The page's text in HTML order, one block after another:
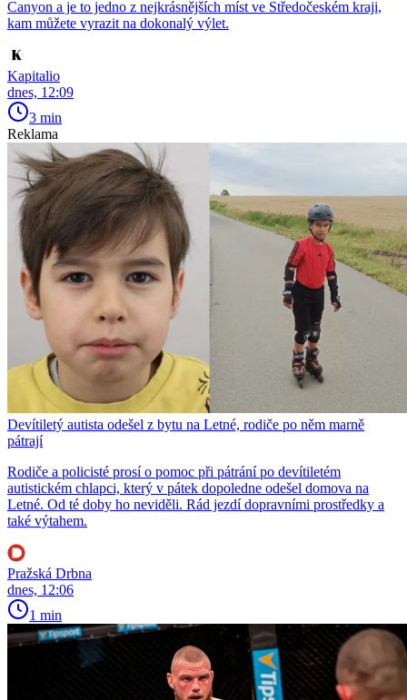
Canyon a je to jedno z nejkrásnějších míst ve Středočeském kraji,
kam můžete vyrazit na dokonalý výlet.
Kapitalio
dnes, 12:09
3 min
Reklama
Devítiletý autista odešel z bytu na Letné, rodiče po něm marně
pátrají
Rodiče a policisté prosí o pomoc při pátrání po devítiletém
autistickém chlapci, který v pátek dopoledne odešel domova na
Letné. Od té doby ho neviděli. Rád jezdí dopravními prostředky a
také výtahem.
Pražská Drbna
dnes, 12:06
1 min